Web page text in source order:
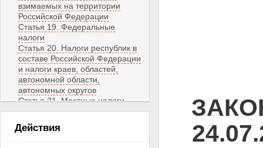
взимаемых на территории
Российской Федерации
Статья 19. Федеральные
налоги
Статья 20. Налоги республик в
составе Российской Федерации
и налоги краев, областей,
автономной области,
автономных округов
Статья 21. Местные налоги
Глава III. Заключительные
положения
Статьи 22 - 26 утратили силу.
Действия